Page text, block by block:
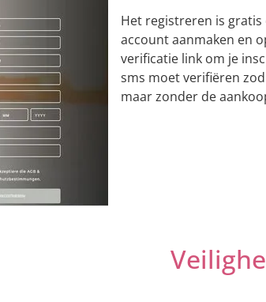
Het registreren is gratis
account aanmaken en
verificatie link om je
sms moet verifiëren
maar zonder de